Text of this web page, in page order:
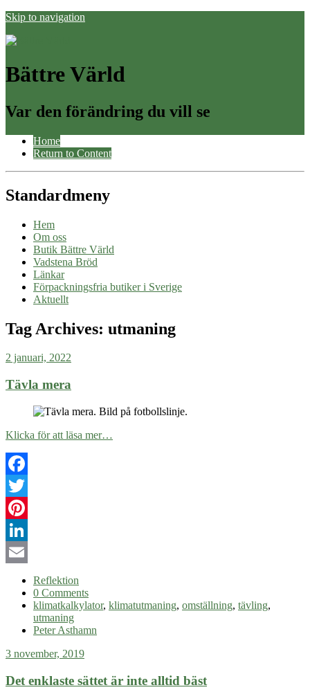
Skip to navigation
Bättre Värld
Var den förändring du vill se
Home
Return to Content
Standardmeny
Hem
Om oss
Butik Bättre Värld
Vadstena Bröd
Länkar
Förpackningsfria butiker i Sverige
Aktuellt
Tag Archives: utmaning
2 januari, 2022
Tävla mera
Klicka för att läsa mer…
Facebook
Twitter
Pinterest
LinkedIn
Reflektion
0 Comments
klimatkalkylator, klimatutmaning, omställning, tävling,
utmaning
Peter Asthamn
3 november, 2019
Det enklaste sättet är inte alltid bäst